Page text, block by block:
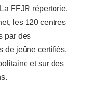
FFJR répertorie,
les 120 centres
par des
de jeûne certifiés,
et sur des